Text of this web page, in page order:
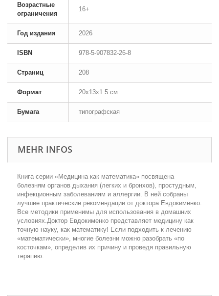
Возрастные
ограничения
16+
Год издания 2026
ISBN 978-5-907832-26-8
Страниц 208
Формат 20x13x1.5 см
Бумага типографская
MEHR INFOS
Книга серии «Медицина как математика» посвящена
болезням органов дыхания (легких и бронхов), простудным,
инфекционным заболеваниям и аллергии. В ней собраны
лучшие практические рекомендации от доктора Евдокименко.
Все методики применимы для использования в домашних
условиях.Доктор Евдокименко представляет медицину как
точную науку, как математику! Если подходить к лечению
«математически», многие болезни можно разобрать «по
косточкам», определив их причину и проведя правильную
терапию.